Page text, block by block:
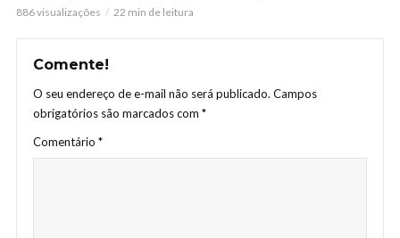
886 visualizações 22 min de leitura
Comente!
O seu endereço de e-mail não será publicado. Campos
obrigatórios são marcados com *
Comentário *